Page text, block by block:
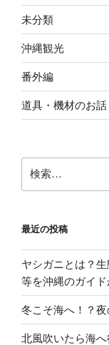
未分類
沖縄観光
番外編
道具・機材のお話
索:
最近の投稿
ヤシガニとは？
等を沖縄のガイド
冬こそ海へ！？夜
北風吹いたら海